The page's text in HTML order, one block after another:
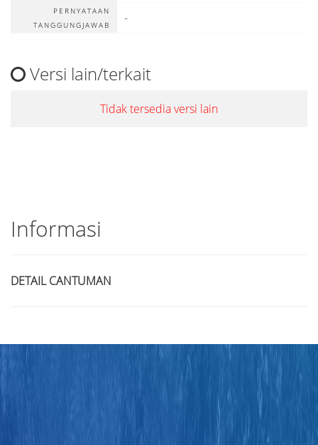
PERNYATAAN
TANGGUNGJAWAB
-
Versi lain/terkait
Tidak tersedia versi lain
Informasi
DETAIL CANTUMAN